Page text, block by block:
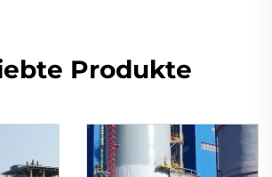
Produkte